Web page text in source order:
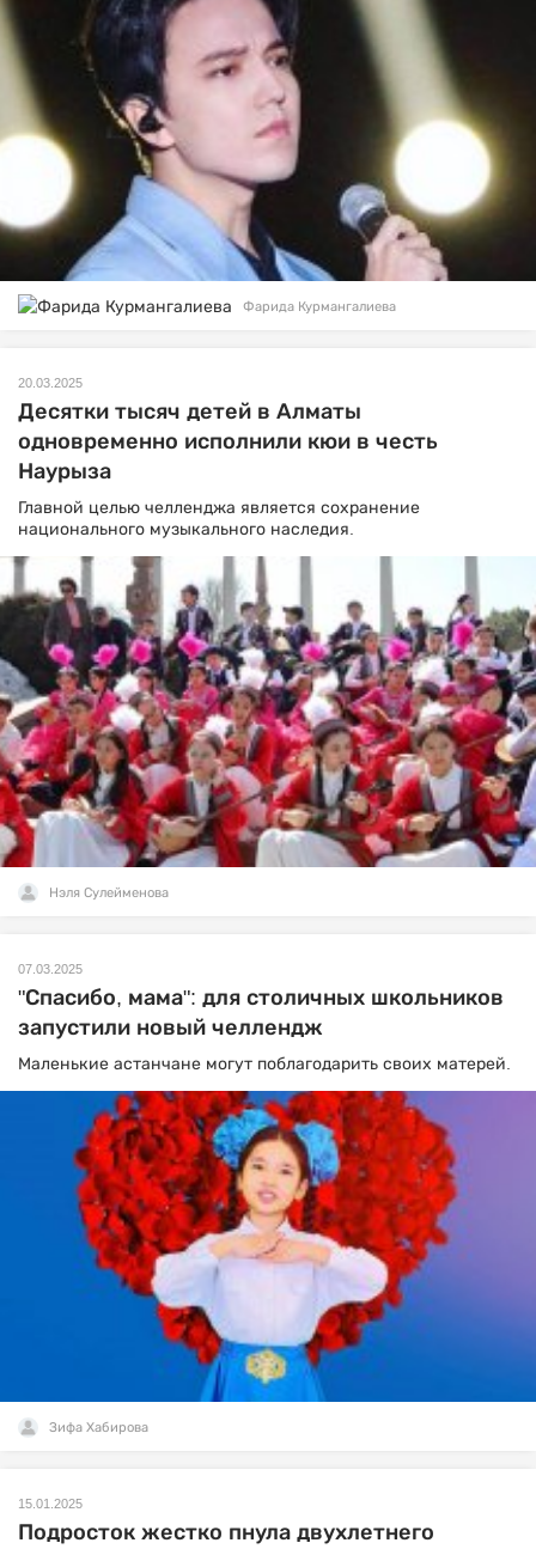
Фарида Курмангалиева
20.03.2025
Десятки тысяч детей в Алматы
одновременно исполнили кюи в честь
Наурыза
Главной целью челленджа является сохранение
национального музыкального наследия.
Нэля Сулейменова
07.03.2025
"Спасибо, мама": для столичных школьников
запустили новый челлендж
Маленькие астанчане могут поблагодарить своих матерей.
Зифа Хабирова
15.01.2025
Подросток жестко пнула двухлетнего